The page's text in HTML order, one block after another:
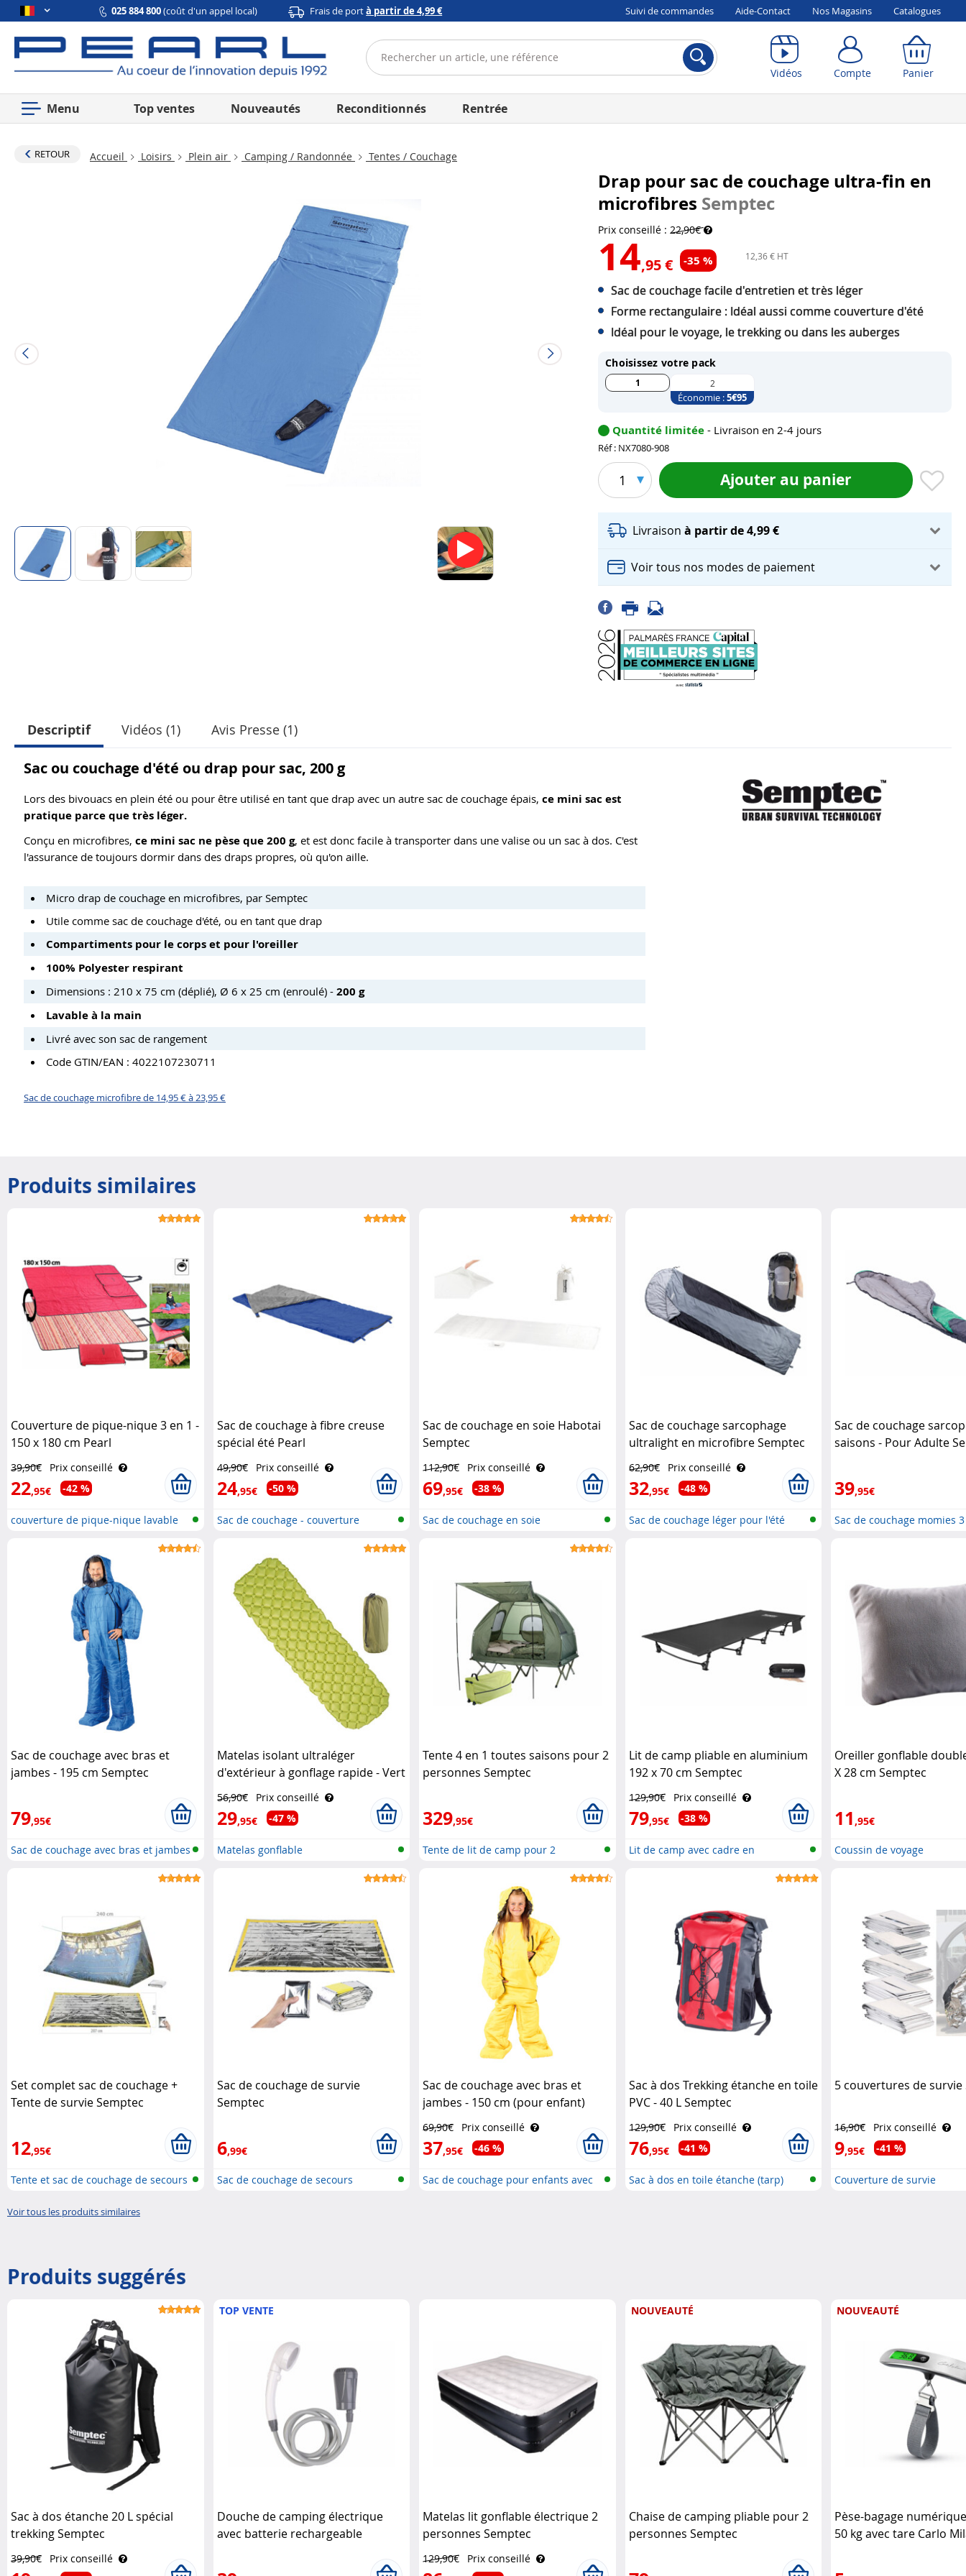
025 884 800(coût d'un appel local) Frais de portà partir de 4,99 € Suivi de commandes Aide-Contact Nos Magasins Catalogues
Vidéos Compte Panier
Menu Top ventes Nouveautés Reconditionnés Rentrée
RETOUR Accueil Loisirs Plein air Camping / Randonnée Tentes / Couchage
Drap pour sac de couchage ultra-fin en
microfibres Semptec
Prix conseillé : 22,90€
14,95 € -35 % 12,36 € HT
Sac de couchage facile d'entretien et très léger
Forme rectangulaire : Idéal aussi comme couverture d'été
Idéal pour le voyage, le trekking ou dans les auberges
Choisissez votre pack
1 2
Économie :5€95
Quantité limitée - Livraison en 2-4 jours
Réf : NX7080-908
1 Ajouter au panier
Livraisonà partir de 4,99 €
Voir tous nos modes de paiement
Descriptif Vidéos (1) Avis Presse (1)
Sac ou couchage d'été ou drap pour sac, 200 g
Lors des bivouacs en plein été ou pour être utilisé en tant que drap avec un autre sac de couchage épais, ce mini sac est
pratique parce que très léger.
Conçu en microfibres, ce mini sac ne pèse que 200 g, et est donc facile à transporter dans une valise ou un sac à dos. C'est
l'assurance de toujours dormir dans des draps propres, où qu'on aille.
Micro drap de couchage en microfibres, par Semptec
Utile comme sac de couchage d'été, ou en tant que drap
Compartiments pour le corps et pour l'oreiller
100% Polyester respirant
Dimensions : 210 x 75 cm (déplié), Ø 6 x 25 cm (enroulé) - 200 g
Lavable à la main
Livré avec son sac de rangement
Code GTIN/EAN : 4022107230711
Sac de couchage microfibre de 14,95 € à 23,95 €
Produits similaires
Couverture de pique-nique 3 en 1 -
150 x 180 cm Pearl
39,90€ Prix conseillé
22,95€ -42 %
couverture de pique-nique lavable
Sac de couchage à fibre creuse
spécial été Pearl
49,90€ Prix conseillé
24,95€ -50 %
Sac de couchage - couverture
Sac de couchage en soie Habotai
Semptec
112,90€ Prix conseillé
69,95€ -38 %
Sac de couchage en soie
Sac de couchage sarcophage
ultralight en microfibre Semptec
62,90€ Prix conseillé
32,95€ -48 %
Sac de couchage léger pour l'été
Sac de couchage
saisons - Pour Adulte
39,95€
Sac de couchage momies
Sac de couchage avec bras et
jambes - 195 cm Semptec
79,95€
Sac de couchage avec bras et jambes
Matelas isolant ultraléger
d'extérieur à gonflage rapide - Vert
56,90€ Prix conseillé
29,95€ -47 %
Matelas gonflable
Tente 4 en 1 toutes saisons pour 2
personnes Semptec
329,95€
Tente de lit de camp pour 2
Lit de camp pliable en aluminium
192 x 70 cm Semptec
129,90€ Prix conseillé
79,95€ -38 %
Lit de camp avec cadre en
Oreiller gonflable
X 28 cm Semptec
11,95€
Coussin de voyage
Set complet sac de couchage +
Tente de survie Semptec
12,95€
Tente et sac de couchage de secours
Sac de couchage de survie
Semptec
6,99€
Sac de couchage de secours
Sac de couchage avec bras et
jambes - 150 cm (pour enfant)
69,90€ Prix conseillé
37,95€ -46 %
Sac de couchage pour enfants avec
Sac à dos Trekking étanche en toile
PVC - 40 L Semptec
129,90€ Prix conseillé
76,95€ -41 %
Sac à dos en toile étanche (tarp)
5 couvertures de survie
16,90€ Prix conseillé
9,95€ -41 %
Couverture de survie
Voir tous les produits similaires
Produits suggérés
Sac à dos étanche 20 L spécial
trekking Semptec
39,90€ Prix conseillé
TOP VENTE
Douche de camping électrique
avec batterie rechargeable
Matelas lit gonflable électrique 2
personnes Semptec
129,90€ Prix conseillé
NOUVEAUTÉ
Chaise de camping pliable pour 2
personnes Semptec
NOUVEAUTÉ
Pèse-bagage
50 kg avec tare Carlo
Compte Panier